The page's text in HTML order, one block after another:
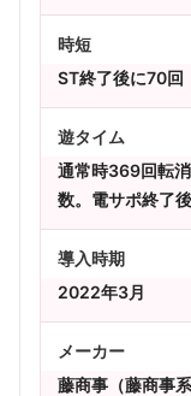
時短
ST終了後に70回
遊タイム
通常時369回転
数。電サポ終了
導入時期
2022年3月
メーカー
藤商事（藤商事系